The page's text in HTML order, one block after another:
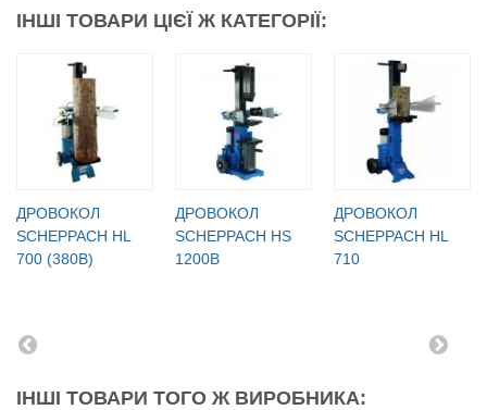
ІНШІ ТОВАРИ ЦІЄЇ Ж КАТЕГОРІЇ:
ДРОВОКОЛ
SCHEPPACH HL
700 (380В)
ДРОВОКОЛ
SCHEPPACH HS
1200B
ДРОВОКОЛ
SCHEPPACH HL
710
ІНШІ ТОВАРИ ТОГО Ж ВИРОБНИКА: